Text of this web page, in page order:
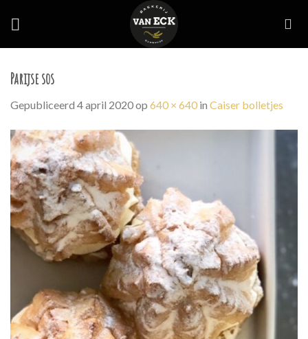
Parijse sos
Gepubliceerd 4 april 2020op 640 × 640 in Caiser bolletjes